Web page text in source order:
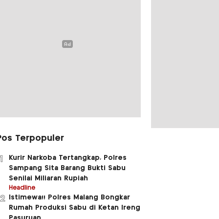
Terpopuler
Kurir Narkoba Tertangkap, Polres
Sampang Sita Barang Bukti Sabu
Senilai Miliaran Rupiah
Headline
Istimewa!! Polres Malang Bongkar
Rumah Produksi Sabu di Ketan Ireng